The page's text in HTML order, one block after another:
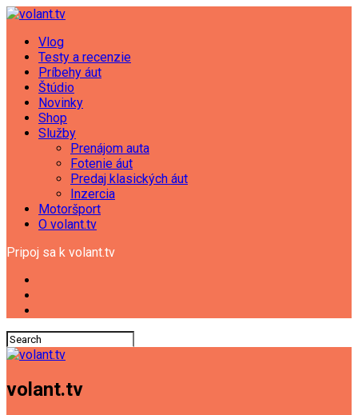
Vlog
Testy a recenzie
Príbehy áut
Štúdio
Novinky
Shop
Služby
Prenájom auta
Fotenie áut
Predaj klasických áut
Inzercia
Motoršport
O volant.tv
Pripoj sa k volant.tv
volant.tv